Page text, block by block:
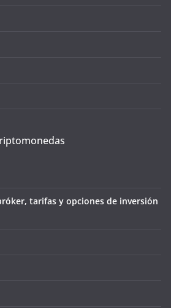
tarifas y opciones de inversión